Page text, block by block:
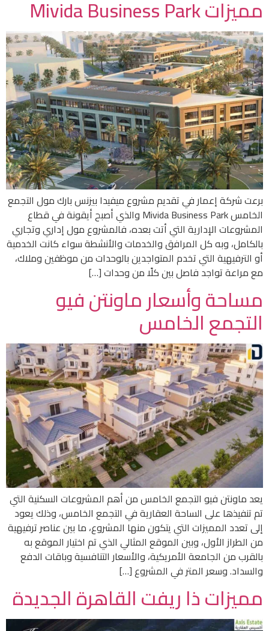
مميزات Mivida Business Park
برعت شركة إعمار في تقديم مشروع ميفيدا بيزنس بارك مول التجمع
الخامس Mivida Business Park والذي أصبح أيقونة في قطاع
المشروعات الإدارية التي أتت بعده، فالمشروع مول إداري وتجاري
بالكامل، وبه كل المرافق والخدمات والأنشطة سواء كانت الخدمية
أو الترفيهية التي تخدم المتواجدين بالوحدات من موظفين وملاك،
مع مراعة تواجد فاصل بين كلًا من وحدات […]
مساحة وأسعار ماونتن فيو
التجمع الخامس
يعد ماونتن فيو التجمع الخامس من أهم المشروعات السكنية التي
تم تنفيذها على الساحة العقارية في التجمع الخامس، وذلك يعود
إلى تعدد المميزات التي يتكون منها المشروع، ما بين عناصر ترفيهية
من الطراز الأول، وبين الموقع المثالي الذي تم اختيار الموقع به
بالقرب من الجامعة الأمريكية، والأسعار التنافسية وباقات الدفع
والسداد. وسعر المتر في المشروع […]
مميزات ذا ريفت القاهرة الجديدة